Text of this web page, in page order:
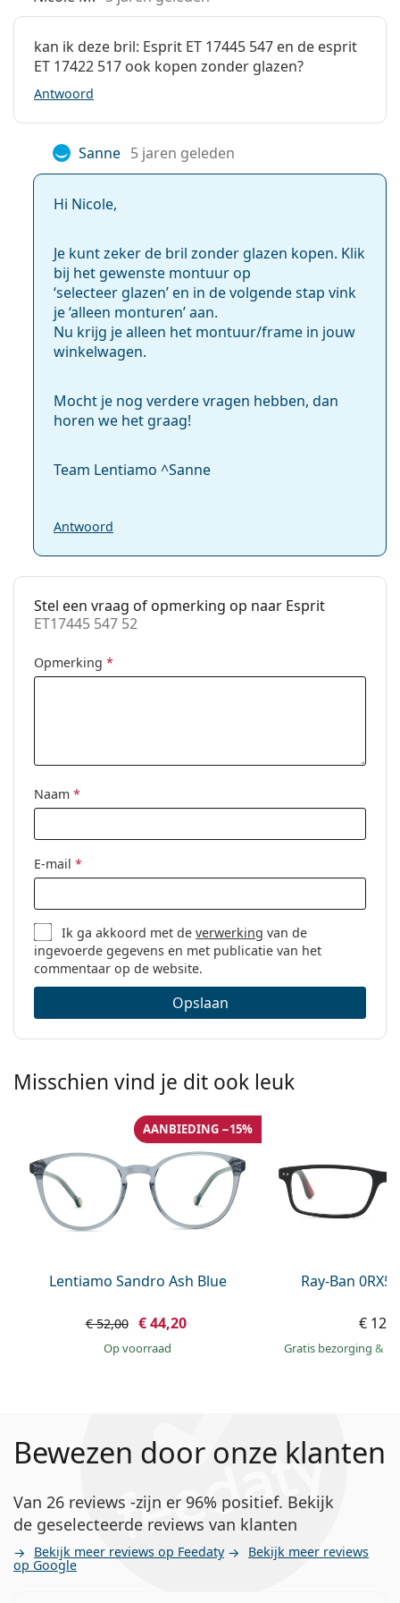
Reinigingsdoekje:
Ja
Categorie:
Merk:
Esprit
Code:
kan ik deze bril: Esprit ET 17445 547 en de esprit
ET 17422 517 ook kopen zonder glazen?
Antwoord
Sanne 5 jaren geleden
Hi Nicole,
Je kunt zeker de bril zonder glazen kopen. Klik
bij het gewenste montuur op
‘selecteer glazen’ en in de volgende stap vink
je ‘alleen monturen’ aan.
Nu krijg je alleen het montuur/frame in jouw
winkelwagen.
Mocht je nog verdere vragen hebben, dan
horen we het graag!
Team Lentiamo ^Sanne
Antwoord
Stel een vraag of opmerking op naar Esprit
ET17445 547 52
Opmerking *
Naam *
E-mail *
Ik ga akkoord met deverwerking van de
ingevoerde gegevens en met publicatie van het
commentaar op de website.
Opslaan
Misschien vind je dit ook leuk
Lentiamo Sandro Ash Blue
AANBIEDING −15%
€ 52,00 € 44,20
op voorraad
Ray-Ban
€
Gratis bezorging &
Bewezen door onze klanten
Van 26 reviews -zijn er 96% positief. Bekijk
de geselecteerde reviews van klanten
Bekijk meer reviews op Feedaty Bekijk meer reviews
op Google